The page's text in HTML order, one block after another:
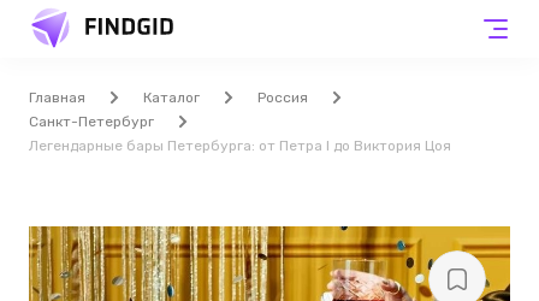
Главная Каталог
Россия
Санкт-Петербург
Легендарные бары Петербурга: от Петра I до Виктория Цоя